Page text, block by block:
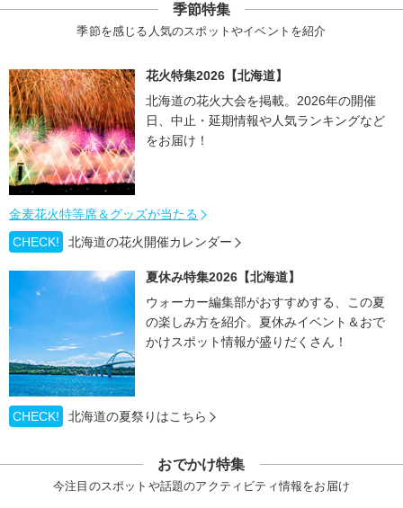
季節特集
季節を感じる人気のスポットやイベントを紹介
花火特集2026【北海道】
北海道の花火大会を掲載。2026年の開催
日、中止・延期情報や人気ランキングなど
をお届け！
金麦花火特等席＆グッズが当たる
CHECK!
北海道の花火開催カレンダー
夏休み特集2026【北海道】
ウォーカー編集部がおすすめする、この夏
の楽しみ方を紹介。夏休みイベント＆おで
かけスポット情報が盛りだくさん！
CHECK! 北海道の夏祭りはこちら
おでかけ特集
今注目のスポットや話題のアクティビティ情報をお届け